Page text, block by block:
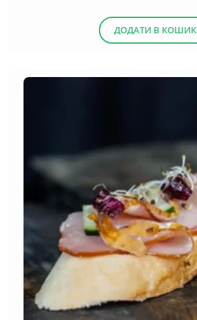
ДОДАТИ В КОШИК